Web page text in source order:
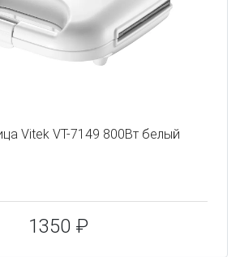
Vitek VT-7149 800Вт белый
1350 ₽